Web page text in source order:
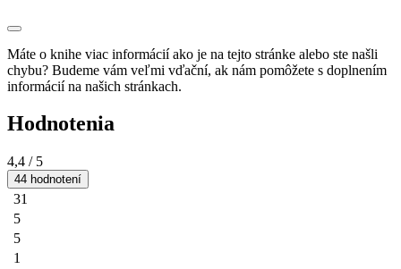
Máte o knihe viac informácií ako je na tejto stránke alebo ste našli
chybu? Budeme vám veľmi vďační, ak nám pomôžete s doplnením
informácií na našich stránkach.
Hodnotenia
4,4 / 5
44 hodnotení
31
5
5
1